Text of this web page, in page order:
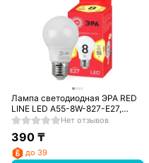
Лампа светодиодная ЭРА RED
LINE LED A55-8W-827-E27,
теплый
Нет отзывов
390₸
до 39